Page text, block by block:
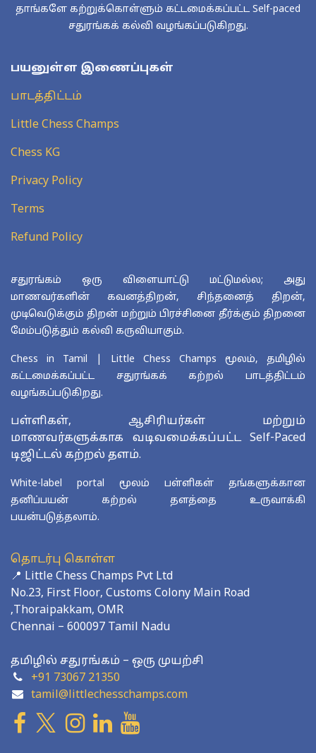
தொடர்பு கொள்ள
📍 Little Chess Champs Pvt Ltd
No.23, First Floor, Customs Colony Main Road
,Thoraipakkam, OMR
Chennai – 600097 Tamil Nadu
தமிழில் சதுரங்கம் – ஒரு முயற்சி
+91 73067 21350
tamil@littlechesschamps.com
பயனுள்ள இணைப்புகள்
பாடத்திட்டம்
Little Chess Champs
Chess KG
Privacy Policy
Terms
Refund Policy
சதுரங்கம் ஒரு விளையாட்டு மட்டுமல்ல; அது
மாணவர்களின் கவனத்திறன், சிந்தனைத் திறன்,
முடிவெடுக்கும் திறன் மற்றும் பிரச்சினை தீர்க்கும் திறனை
மேம்படுத்தும் கல்வி கருவியாகும்.
Chess in Tamil | Little Chess Champs மூலம், தமிழில்
கட்டமைக்கப்பட்ட சதுரங்கக் கற்றல் பாடத்திட்டம்
வழங்கப்படுகிறது.
பள்ளிகள், ஆசிரியர்கள் மற்றும்
மாணவர்களுக்காக வடிவமைக்கப்பட்ட Self-Paced
டிஜிட்டல் கற்றல் தளம்.
White-label portal மூலம் பள்ளிகள் தங்களுக்கான
தனிப்பயன் கற்றல் தளத்தை உருவாக்கி
பயன்படுத்தலாம்.
தாங்களே கற்றுக்கொள்ளும் கட்டமைக்கப்பட்ட Self-paced
சதுரங்கக் கல்வி வழங்கப்படுகிறது.